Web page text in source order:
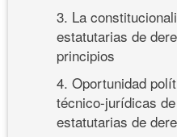
3. La
estatutarias de
principios
4. Oportunidad
técnico-jurídicas
estatutarias de